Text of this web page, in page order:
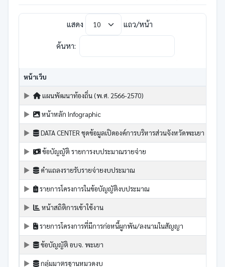
แสดง แถว/หน้า
ค้นหา:
หน้าเว็บ
แผนพัฒนาท้องถิ่น (พ.ศ. 2566-2570)
หน้าหลัก Infographic
DATA CENTER ชุดข้อมูลเปิดองค์การบริหารส่วนจังหวัดพะเยา
ข้อบัญญัติ รายการงบประมาณรายจ่าย
คำแถลงรายรับรายจ่ายงบประมาณ
รายการโครงการในข้อบัญญัติงบประมาณ
หน้าสถิติการเข้าใช้งาน
รายการโครงการที่มีการก่อหนี้ผูกพัน/ลงนามในสัญญา
ข้อบัญญัติ อบจ. พะเยา
กลุ่มมาตรฐานหมวดงบ